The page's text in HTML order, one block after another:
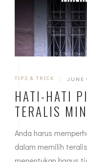
TIPS & TRICK | JUNE
HATI-HATI
TERALIS
Anda harus
dalam memilih